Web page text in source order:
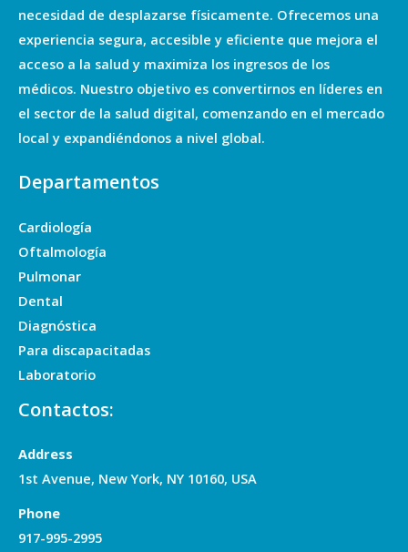
necesidad de desplazarse físicamente. Ofrecemos una
experiencia segura, accesible y eficiente que mejora el
acceso a la salud y maximiza los ingresos de los
médicos. Nuestro objetivo es convertirnos en líderes en
el sector de la salud digital, comenzando en el mercado
local y expandiéndonos a nivel global.
Departamentos
Cardiología
Oftalmología
Pulmonar
Dental
Diagnóstica
Para discapacitadas
Laboratorio
Contactos:
Address
1st Avenue, New York, NY 10160, USA
Phone
917-995-2995